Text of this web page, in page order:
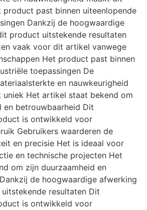
past binnen uiteenlopende
Dankzij de hoogwaardige
product uitstekende resultaten
vaak voor dit artikel vanwege
Het product past binnen
toepassingen De
en nauwkeurigheid
Het artikel staat bekend om
en betrouwbaarheid Dit
is ontwikkeld voor
Gebruikers waarderen de
en precisie Het is ideaal voor
en technische projecten Het
om zijn duurzaamheid en
de hoogwaardige afwerking
resultaten Dit
is ontwikkeld voor